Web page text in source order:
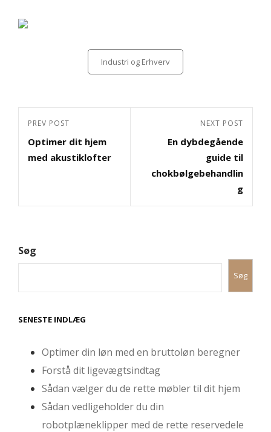
Categories
Industri og Erhverv
Indlægsnavigation
Previous
Post
PREV POST
Optimer dit hjem
med akustiklofter
Post
NEXT POST
En dybdegående
guide til
chokbølgebehandlin
g
Søg
Søg
SENESTE INDLÆG
Optimer din løn med en bruttoløn beregner
Forstå dit ligevægtsindtag
Sådan vælger du de rette møbler til dit hjem
Sådan vedligeholder du din
robotplæneklipper med de rette reservedele